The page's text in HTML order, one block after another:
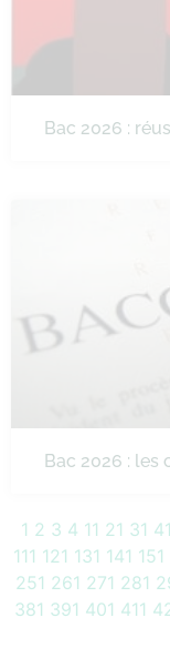
Bac 2026 :
Bac 2026 : les
1 2 3 4 11 21 31 41
111 121 131 141 151
251 261 271 281
381 391 401 411